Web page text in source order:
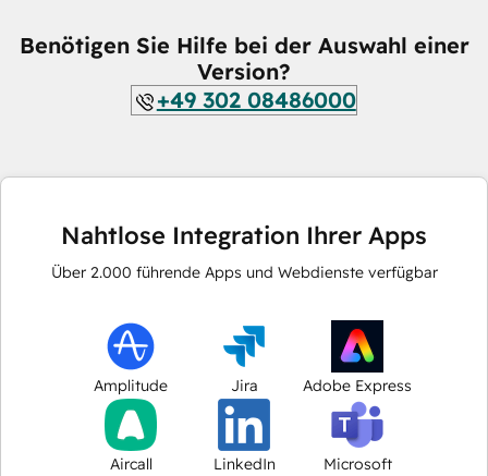
Benötigen Sie Hilfe bei der Auswahl einer
Version?
+49 302 08486000
Nahtlose Integration Ihrer Apps
Über 2.000 führende Apps und Webdienste verfügbar
Amplitude Jira Adobe Express
Aircall LinkedIn
Microsoft